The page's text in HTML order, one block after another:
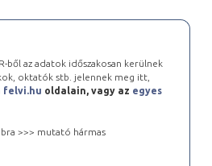
ből az adatok időszakosan kerülnek
oktatók stb. jelennek meg itt,
felvi.hu oldalain, vagy az egyes
>>> mutató hármas